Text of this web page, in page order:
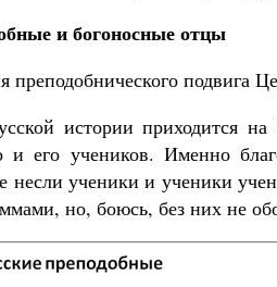
и богоносные отцы
подвига
истории приходится
и его учеников. Именно
ученики и ученики
но, боюсь, без них не